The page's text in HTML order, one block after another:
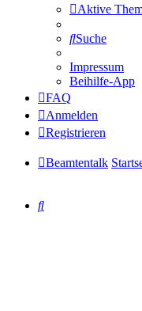
Aktive
Suche
Impressum
Beihilfe-App
FAQ
Anmelden
Registrieren
Beamtentalk
Suche